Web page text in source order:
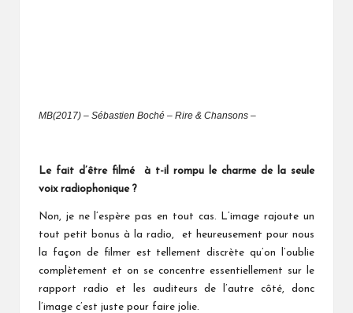
MB(2017) – Sébastien Boché – Rire & Chansons –
Le fait d’être filmé à t-il rompu le charme de la seule
voix radiophonique ?
Non, je ne l’espère pas en tout cas. L’image rajoute un
tout petit bonus à la radio, et heureusement pour nous
la façon de filmer est tellement discrète qu’on l’oublie
complètement et on se concentre essentiellement sur le
rapport radio et les auditeurs de l’autre côté, donc
l’image c’est juste pour faire jolie.